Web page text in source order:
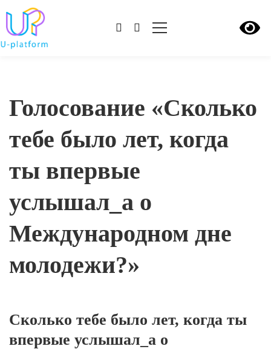
Голосование «Сколько
тебе было лет, когда
ты впервые
услышал_а о
Международном дне
молодежи?»
Сколько тебе было лет, когда ты
впервые услышал_а о